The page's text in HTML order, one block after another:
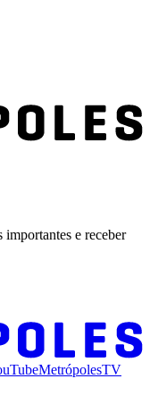
e receber
MetrópolesTV